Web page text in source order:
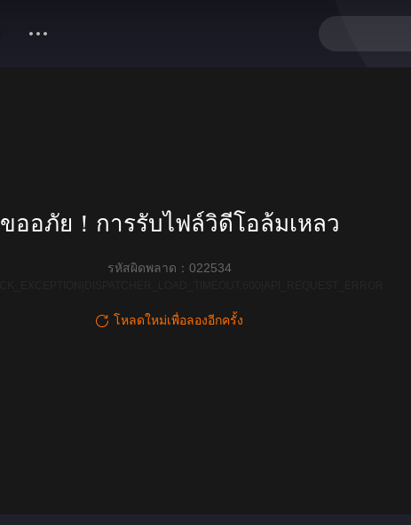
ขออภัย！การรับไฟล์วิดีโอล้มเหลว
รหัสผิดพลาด：022534
โหลดใหม่เพื่อลองอีกครั้ง